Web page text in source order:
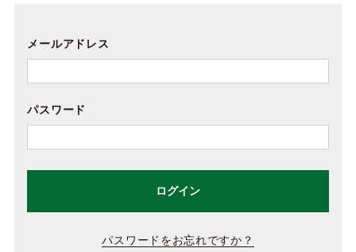
メールアドレス
パスワード
ログイン
パスワードをお忘れですか？